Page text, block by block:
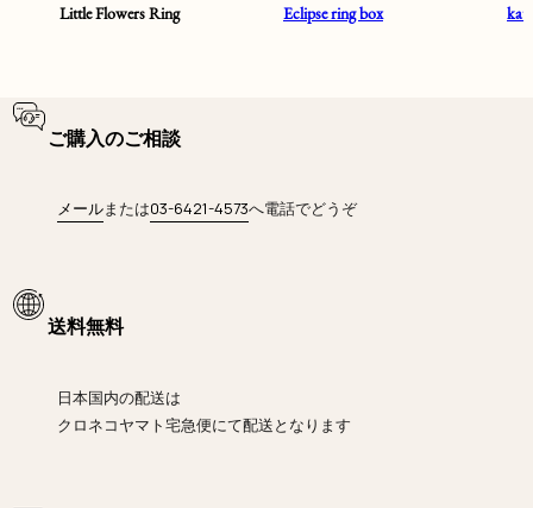
Little Flowers Ring Eclipse ring box
ご購入のご相談
メールまたは03-6421-4573へ電話でどうぞ
送料無料
日本国内の配送は
クロネコヤマト宅急便にて配送となります